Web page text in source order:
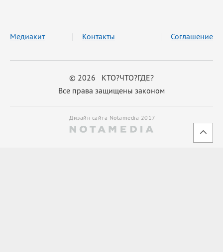
© 2026 КТО?ЧТО?ГДЕ?
Все права защищены законом
Медиакит Контакты Соглашение
Дизайн сайта Notamedia 2017